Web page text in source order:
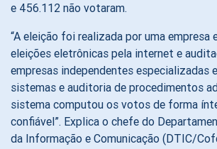
e 456.112 não votaram.
“A eleição foi realizada por uma empresa
eleições eletrônicas pela internet e
empresas independentes especializadas
sistemas e auditoria de procedimentos
sistema computou os votos de forma
confiável”. Explica o chefe do
da Informação e Comunicação (DTIC/